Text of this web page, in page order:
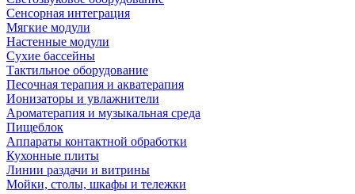
Сенсорная интеграция
Мягкие модули
Настенные модули
Сухие бассейны
Тактильное оборудование
Песочная терапия и акватерапия
Ионизаторы и увлажнители
Ароматерапия и музыкальная среда
Пищеблок
Аппараты контактной обработки
Кухонные плиты
Линии раздачи и витрины
Мойки, столы, шкафы и тележки